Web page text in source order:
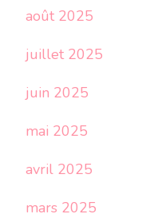
août 2025
juillet 2025
juin 2025
mai 2025
avril 2025
mars 2025